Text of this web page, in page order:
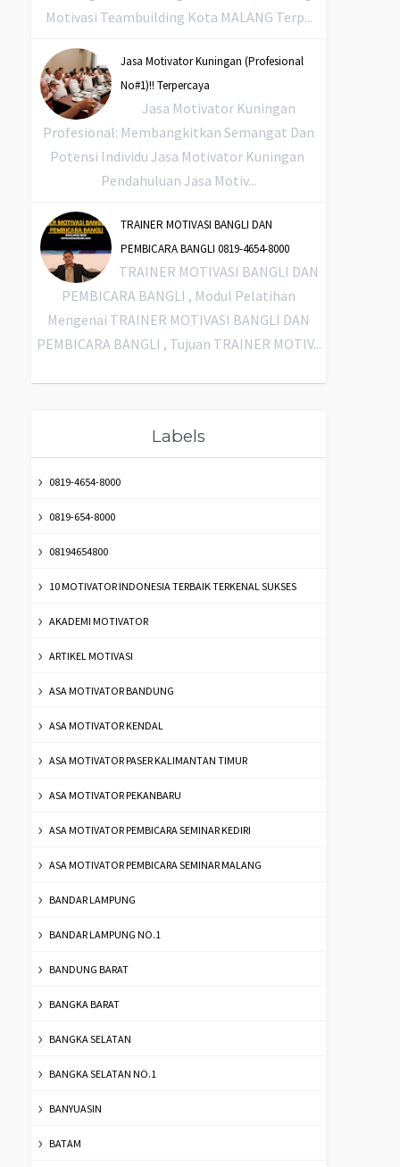
Motivasi Teambuilding Kota MALANG Terp...
Jasa Motivator Kuningan (Profesional
No#1)!! Terpercaya
Jasa Motivator Kuningan
Profesional: Membangkitkan Semangat Dan
Potensi Individu Jasa Motivator Kuningan
Pendahuluan Jasa Motiv...
TRAINER MOTIVASI BANGLI DAN
PEMBICARA BANGLI 0819-4654-8000
TRAINER MOTIVASI BANGLI DAN
PEMBICARA BANGLI , Modul Pelatihan
Mengenai TRAINER MOTIVASI BANGLI DAN
PEMBICARA BANGLI , Tujuan TRAINER MOTIV...
Labels
0819-4654-8000
0819-654-8000
08194654800
10 MOTIVATOR INDONESIA TERBAIK TERKENAL SUKSES
AKADEMI MOTIVATOR
ARTIKEL MOTIVASI
ASA MOTIVATOR BANDUNG
ASA MOTIVATOR KENDAL
ASA MOTIVATOR PASER KALIMANTAN TIMUR
ASA MOTIVATOR PEKANBARU
ASA MOTIVATOR PEMBICARA SEMINAR KEDIRI
ASA MOTIVATOR PEMBICARA SEMINAR MALANG
BANDAR LAMPUNG
BANDAR LAMPUNG NO.1
BANDUNG BARAT
BANGKA BARAT
BANGKA SELATAN
BANGKA SELATAN NO.1
BANYUASIN
BATAM